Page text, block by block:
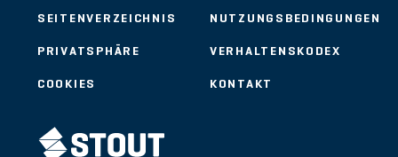
SEITENVERZEICHNIS NUTZUNGSBEDINGUNGEN
PRIVATSPHÄRE VERHALTENSKODEX
COOKIES KONTAKT
STOUT LOGO